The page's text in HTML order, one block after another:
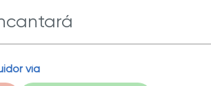
| Fabricados con materiales de la más
vía